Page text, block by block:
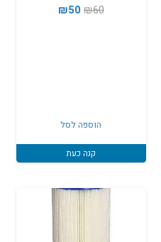
₪60
המחיר
₪50
הוספה לסל
קנה כעת